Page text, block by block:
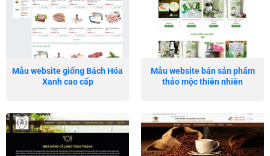
Mẫu website giống Bách Hóa
Xanh cao cấp
Mẫu website bán sản phẩm
thảo mộc thiên nhiên